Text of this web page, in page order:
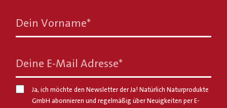
Dein Vorname*
Deine E-Mail Adresse*
Ja, ich möchte den Newsletter der Ja! Natürlich Naturprodukte
GmbH abonnieren und regelmäßig über Neuigkeiten per E-